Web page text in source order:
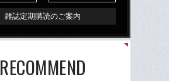
雑誌定期購読のご案内
RECOMMEND